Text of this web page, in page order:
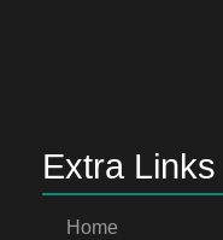
Extra Links
Home